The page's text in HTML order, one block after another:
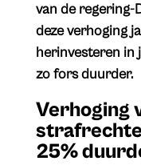
van de regering-
deze verhoging
herinvesteren in
zo fors duurder.
Verhoging
25%